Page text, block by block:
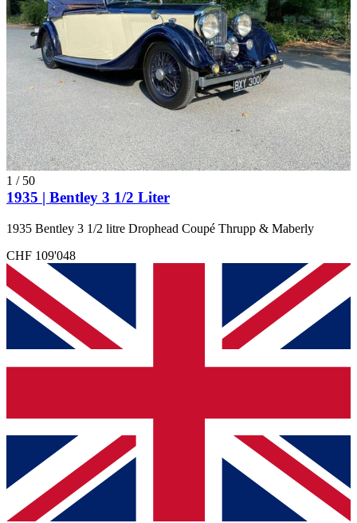
1 / 50
1935 | Bentley 3 1/2 Liter
1935 Bentley 3 1/2 litre Drophead Coupé Thrupp & Maberly
CHF 109'048